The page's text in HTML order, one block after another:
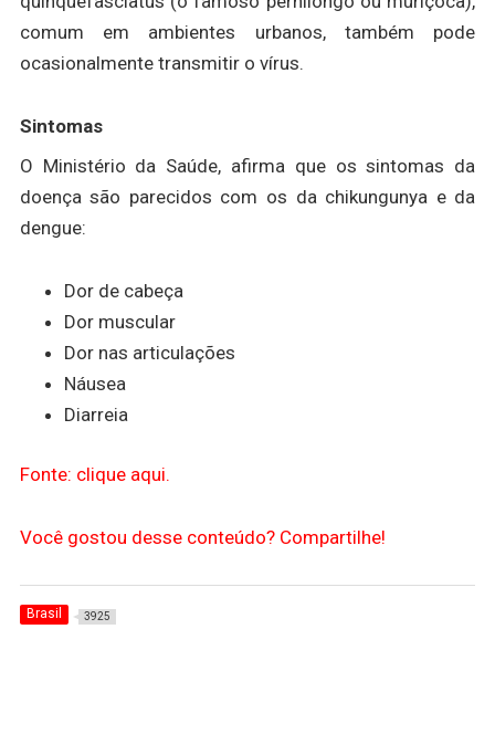
comum em ambientes urbanos, também pode
ocasionalmente transmitir o vírus.
Sintomas
O Ministério da Saúde, afirma que os sintomas da
doença são parecidos com os da chikungunya e da
dengue:
Dor de cabeça
Dor muscular
Dor nas articulações
Náusea
Diarreia
Fonte: clique aqui.
Você gostou desse conteúdo? Compartilhe!
Brasil 3925